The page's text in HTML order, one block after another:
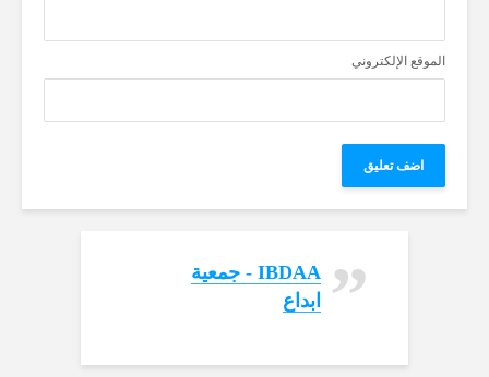
الموقع الإلكتروني
‏IBDAA - جمعية
ابداع‏